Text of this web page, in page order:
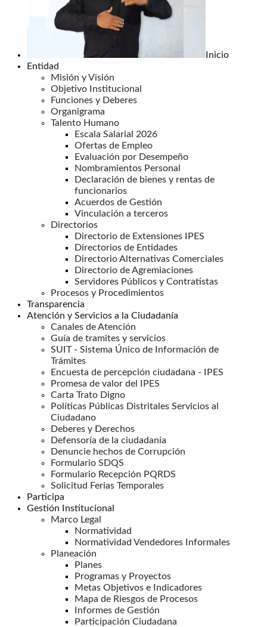
Inicio
Entidad
Misión y Visión
Objetivo Institucional
Funciones y Deberes
Organigrama
Talento Humano
Escala Salarial 2026
Ofertas de Empleo
Evaluación por Desempeño
Nombramientos Personal
Declaración de bienes y rentas de
funcionarios
Acuerdos de Gestión
Vinculación a terceros
Directorios
Directorio de Extensiones IPES
Directorios de Entidades
Directorio Alternativas Comerciales
Directorio de Agremiaciones
Servidores Públicos y Contratistas
Procesos y Procedimientos
Transparencia
Atención y Servicios a la Ciudadanía
Canales de Atención
Guía de tramites y servicios
SUIT - Sistema Único de Información de
Trámites
Encuesta de percepción ciudadana - IPES
Promesa de valor del IPES
Carta Trato Digno
Políticas Públicas Distritales Servicios al
Ciudadano
Deberes y Derechos
Defensoría de la ciudadanía
Denuncie hechos de Corrupción
Formulario SDQS
Formulario Recepción PQRDS
Solicitud Ferias Temporales
Participa
Gestión Institucional
Marco Legal
Normatividad
Normatividad Vendedores Informales
Planeación
Planes
Programas y Proyectos
Metas Objetivos e Indicadores
Mapa de Riesgos de Procesos
Informes de Gestión
Participación Ciudadana